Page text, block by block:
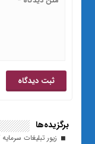
برگزیده‌ها
زیور تبلیغات